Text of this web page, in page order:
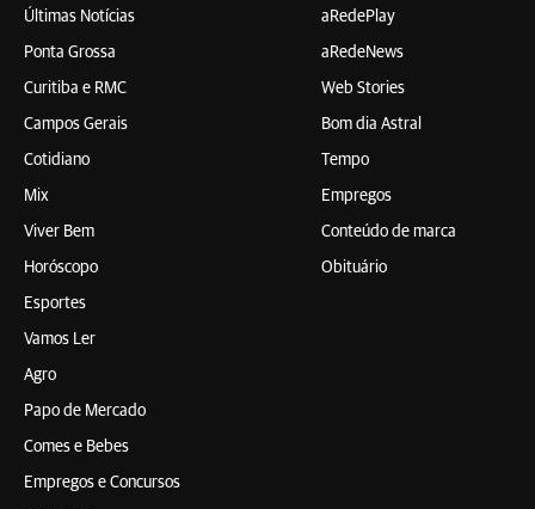
Últimas Notícias
Ponta Grossa
Curitiba e RMC
Campos Gerais
Cotidiano
Mix
Viver Bem
Horóscopo
Esportes
Vamos Ler
Agro
Papo de Mercado
Comes e Bebes
Empregos e Concursos
aRedePlay
aRedeNews
Web Stories
Bom dia Astral
Tempo
Empregos
Conteúdo de marca
Obituário